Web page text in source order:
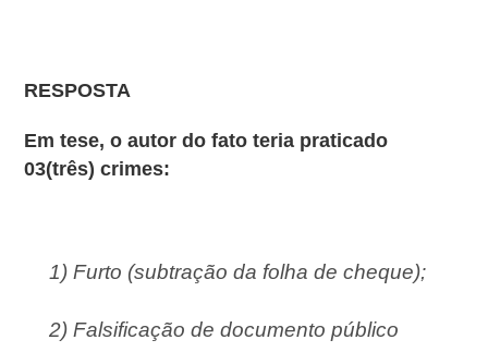
RESPOSTA
Em tese, o autor do fato teria praticado
03(três) crimes:
1) Furto (subtração da folha de cheque);
2) Falsificação de documento público